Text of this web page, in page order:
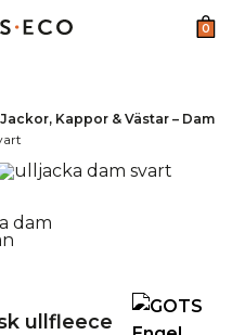
0
Jackor, Kappor & Västar – Dam
ullfleece